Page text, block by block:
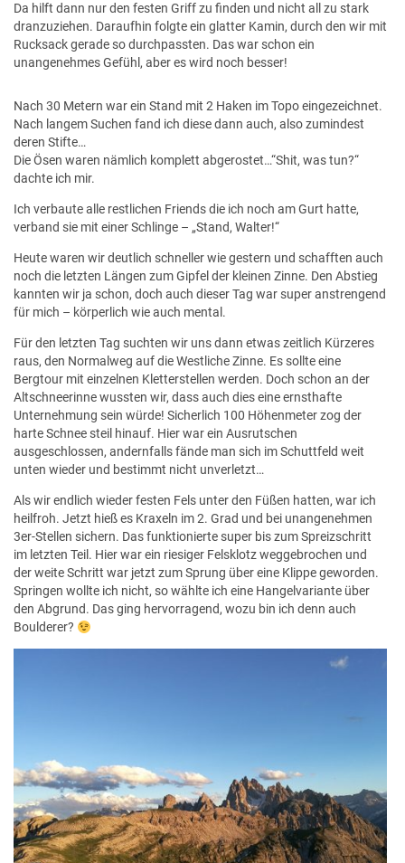
Da hilft dann nur den festen Griff zu finden und nicht all zu stark
dranzuziehen. Daraufhin folgte ein glatter Kamin, durch den wir mit
Rucksack gerade so durchpassten. Das war schon ein
unangenehmes Gefühl, aber es wird noch besser!
Nach 30 Metern war ein Stand mit 2 Haken im Topo eingezeichnet.
Nach langem Suchen fand ich diese dann auch, also zumindest
deren Stifte…
Die Ösen waren nämlich komplett abgerostet…“Shit, was tun?“
dachte ich mir.
Ich verbaute alle restlichen Friends die ich noch am Gurt hatte,
verband sie mit einer Schlinge – „Stand, Walter!“
Heute waren wir deutlich schneller wie gestern und schafften auch
noch die letzten Längen zum Gipfel der kleinen Zinne. Den Abstieg
kannten wir ja schon, doch auch dieser Tag war super anstrengend
für mich – körperlich wie auch mental.
Für den letzten Tag suchten wir uns dann etwas zeitlich Kürzeres
raus, den Normalweg auf die Westliche Zinne. Es sollte eine
Bergtour mit einzelnen Kletterstellen werden. Doch schon an der
Altschneerinne wussten wir, dass auch dies eine ernsthafte
Unternehmung sein würde! Sicherlich 100 Höhenmeter zog der
harte Schnee steil hinauf. Hier war ein Ausrutschen
ausgeschlossen, andernfalls fände man sich im Schuttfeld weit
unten wieder und bestimmt nicht unverletzt…
Als wir endlich wieder festen Fels unter den Füßen hatten, war ich
heilfroh. Jetzt hieß es Kraxeln im 2. Grad und bei unangenehmen
3er-Stellen sichern. Das funktionierte super bis zum Spreizschritt
im letzten Teil. Hier war ein riesiger Felsklotz weggebrochen und
der weite Schritt war jetzt zum Sprung über eine Klippe geworden.
Springen wollte ich nicht, so wählte ich eine Hangelvariante über
den Abgrund. Das ging hervorragend, wozu bin ich denn auch
Boulderer?